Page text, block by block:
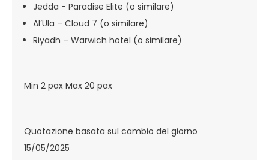
Jedda - Paradise Elite (o similare)
Al’Ula – Cloud 7 (o similare)
Riyadh – Warwich hotel (o similare)
Min 2 pax Max 20 pax
Quotazione basata sul cambio del giorno
15/05/2025